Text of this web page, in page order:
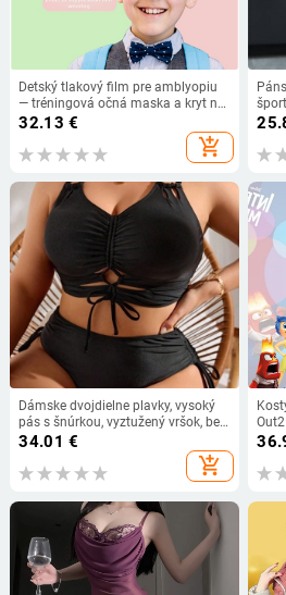
Detský tlakový film pre amblyopiu
— tréningová očná maska a kryt na
okuliare
32.13 €
add_shopping_cart
Dámske dvojdielne plavky, vysoký
pás s šnúrkou, vyztužený vršok, bez
kovovej výstuže, elastický polyester-
34.01 €
add_shopping_cart